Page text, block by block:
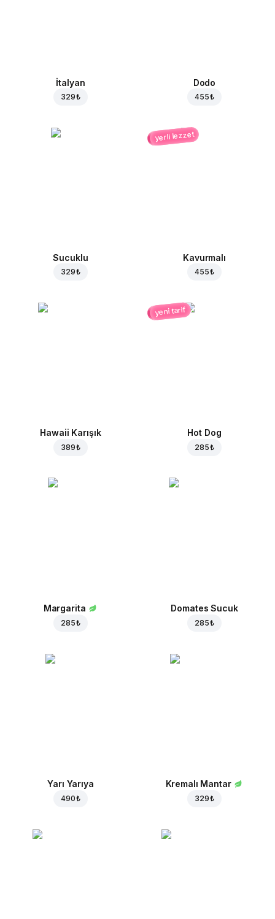
İtalyan
329 ₺
Dodo
455 ₺
Sucuklu
329 ₺
yerli lezzet
Kavurmalı
455 ₺
Hawaii Karışık
389 ₺
yeni tarif
Hot Dog
285 ₺
Margarita
285 ₺
Domates Sucuk
285 ₺
Yarı Yarıya
490 ₺
Kremalı Mantar
329 ₺